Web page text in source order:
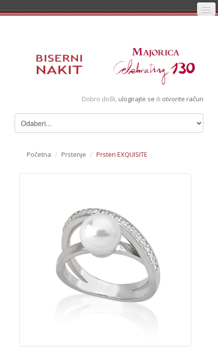
Registracija
Pregledani artikli
Dobro došli, ulogirajte se ili otvorite račun
Početna / Prstenje / Prsten EXQUISITE